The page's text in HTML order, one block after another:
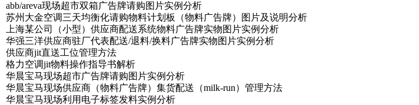
abb/areva现场超市双箱广告牌请购图片实例分析
苏州大金空调三天均衡化请购物料计划板（物料广告牌）图片及说明分析
上海某公司（小型）供应商配送系统物料广告牌实物图片实例分析
华强三洋供应商驻厂代表配送/退料/换料广告牌实物图片实例分析
供应商jit直送工位管理方法
格力空调jit物料操作指导书解析
华晨宝马现场超市广告牌请购图片实例分析
华晨宝马现场供应商（物料广告牌）集货配送（milk-run）管理方法
华晨宝马现场利用电子标签发料实例分析